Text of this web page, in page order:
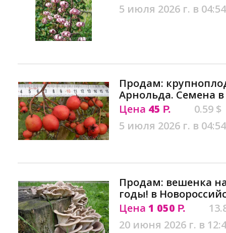
5 июля 2026 г. в 04:54
Продам:
Арнольда. Семена
Цена 45 Р.
0.59 $
5 июля 2026 г. в 04:54
Продам: вешенка
годы! в
Цена 1 050 Р.
20 июня 2026 г. в